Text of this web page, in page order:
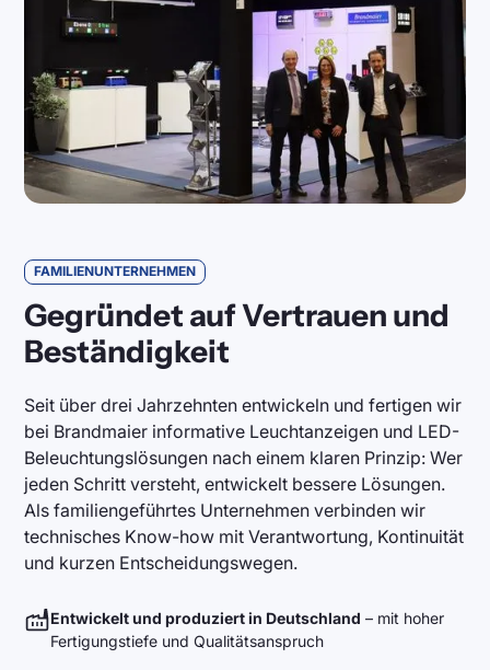
FAMILIENUNTERNEHMEN
Gegründet auf Vertrauen und
Beständigkeit
Seit über drei Jahrzehnten entwickeln und fertigen wir
bei Brandmaier informative Leuchtanzeigen und LED-
Beleuchtungslösungen nach einem klaren Prinzip: Wer
jeden Schritt versteht, entwickelt bessere Lösungen.
Als familiengeführtes Unternehmen verbinden wir
technisches Know-how mit Verantwortung, Kontinuität
und kurzen Entscheidungswegen.
Entwickelt und produziert in Deutschland – mit hoher
Fertigungstiefe und Qualitätsanspruch